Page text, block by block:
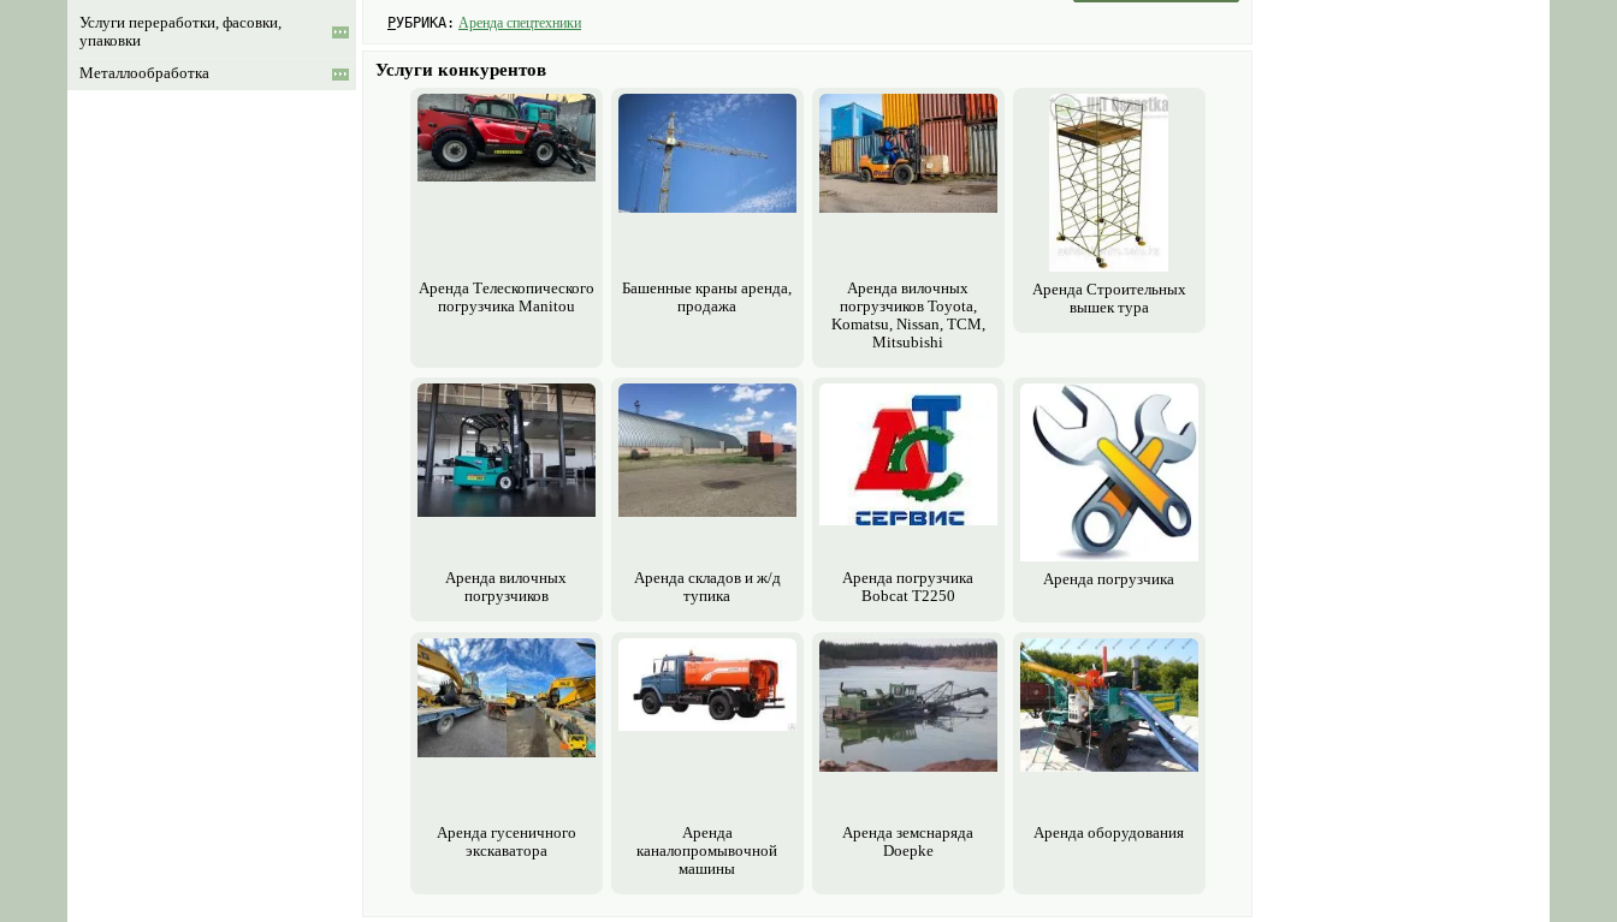
Услуги переработки, фасовки,
упаковки
Металлообработка
РУБРИКА: Аренда спецтехники
Услуги конкурентов
Аренда Телескопи­ческого
погрузчика Manitou
Башенные краны аренда,
продажа
Аренда вилочных
погрузчиков Toyota,
Komatsu, Nissan, TCM,
Mitsubishi
Аренда Строительных
вышек тура
Аренда вилочных
погрузчиков
Аренда складов и ж/д
тупика
Аренда погрузчика
Bobcat T2250
Аренда погрузчика
Аренда гусеничного
экскаватора
Аренда
каналопромывочной
машины
Аренда земснаряда
Doepke
Аренда обору­дования